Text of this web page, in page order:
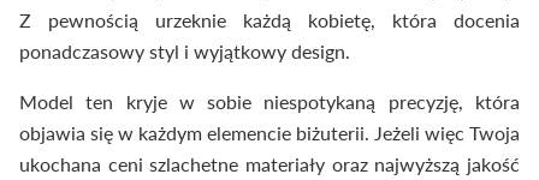
Z pewnością urzeknie każdą kobietę, która docenia
ponadczasowy styl i wyjątkowy design.
Model ten kryje w sobie niespotykaną precyzję, która
objawia się w każdym elemencie biżuterii. Jeżeli więc Twoja
ukochana ceni szlachetne materiały oraz najwyższą jakość